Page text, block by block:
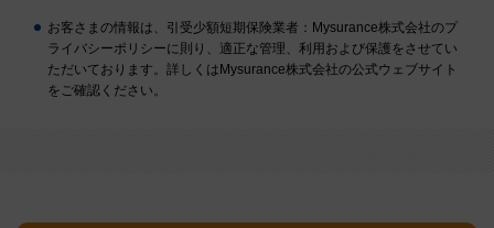
お客さまの情報は、引受少額短期保険業者：Mysurance株式会社のプ
ライバシーポリシーに則り、適正な管理、利用および保護をさせてい
ただいております。詳しくはMysurance株式会社の公式ウェブサイト
をご確認ください。